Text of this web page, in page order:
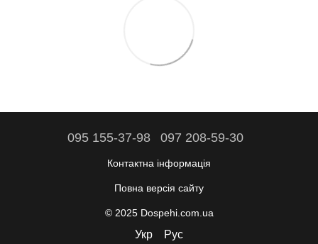
095 155-37-98 097 208-59-30
Контактна інформація
Повна версія сайту
© 2025 Dospehi.com.ua
Укр Рус